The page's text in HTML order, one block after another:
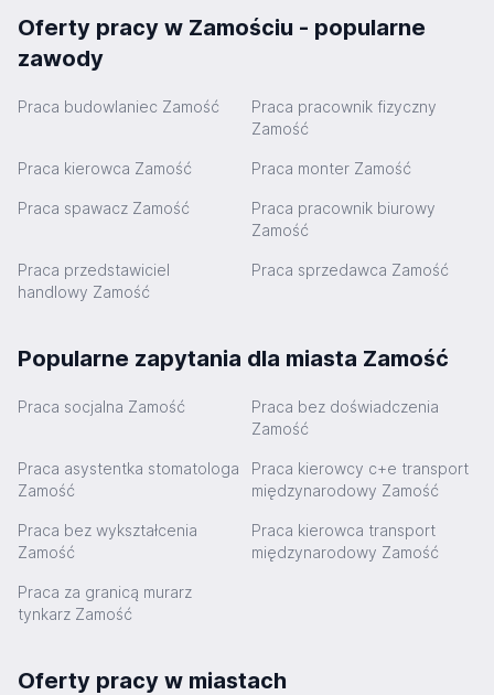
Oferty pracy w Zamościu - popularne
zawody
Praca budowlaniec Zamość
Praca pracownik fizyczny
Zamość
Praca kierowca Zamość Praca monter Zamość
Praca spawacz Zamość
Praca pracownik biurowy
Zamość
Praca przedstawiciel
handlowy Zamość
Praca sprzedawca Zamość
Popularne zapytania dla miasta Zamość
Praca socjalna Zamość
Praca bez doświadczenia
Zamość
Praca asystentka stomatologa
Zamość
Praca kierowcy c+e transport
międzynarodowy Zamość
Praca bez wykształcenia
Zamość
Praca kierowca transport
międzynarodowy Zamość
Praca za granicą murarz
tynkarz Zamość
Oferty pracy w miastach